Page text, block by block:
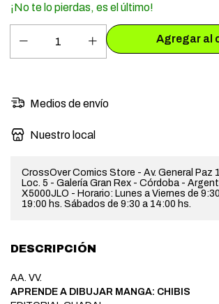
¡No te lo pierdas, es el último!
Medios de envío
Nuestro local
CrossOver Comics Store - Av. General Paz
Loc. 5 - Galería Gran Rex - Córdoba -
X5000JLO - Horario: Lunes a Viernes de
19:00 hs. Sábados de 9:30 a 14:00 hs.
DESCRIPCIÓN
AA. VV.
APRENDE A DIBUJAR MANGA: CHIBIS